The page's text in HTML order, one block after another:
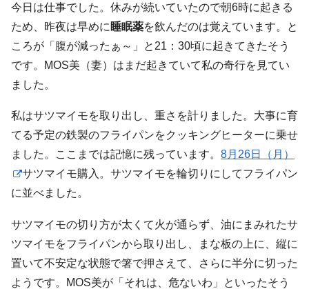
今日は仕事でした。休みが続いていたので朝6時に起きる
ため、昨夜は早めに 睡眠薬を飲んだのは覚えています。と
ころが「腹が減ったぁ～」と21：30頃に起きてきたそう
です。MOS美（妻）はまだ起きていて私の奇行を見てい
ました。
私はサツマイモを取り出し、重さを計りました。大事に育
てる予定の鉄製のフライパンをクッキングヒーターに乗せ
ました。ここまでは記憶に残っています。 8月26日（月）
サツマイモ購入。サツマイモを輪切りにしてフライパン
に並べました。
サツマイモの切り方が太くて火が通らず、油にまみれたサ
ツマイモをフライパンから取り出し、まな板の上に、縦に
置いて不安定な状態で箸で押さえて、さらに半分に切った
ようです。MOS美が「それは、危ないわ」といったそう